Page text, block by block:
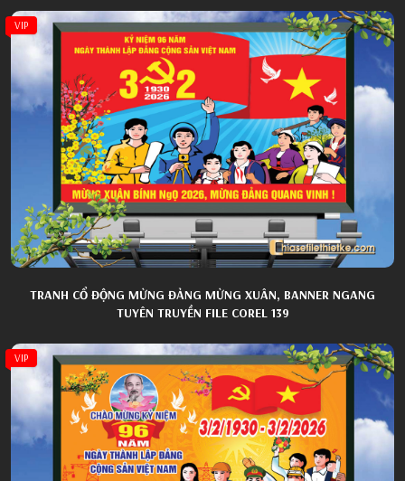
VIP
TRANH CỔ ĐỘNG MỪNG ĐẢNG MỪNG XUÂN, BANNER NGANG
TUYÊN TRUYỀN FILE COREL 139
VIP